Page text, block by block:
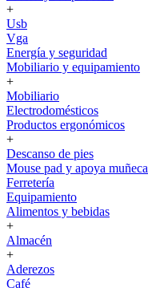
+
Usb
Vga
Energía y seguridad
Mobiliario y equipamiento
+
Mobiliario
Electrodomésticos
Productos ergonómicos
+
Descanso de pies
Mouse pad y apoya muñeca
Ferretería
Equipamiento
Alimentos y bebidas
+
Almacén
+
Aderezos
Café